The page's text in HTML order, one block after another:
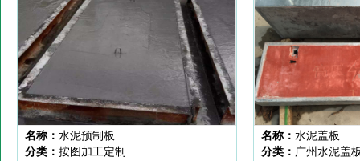
名称： 水泥预制板
分类： 按图加工定制
名称： 水泥盖板
分类： 广州水泥盖